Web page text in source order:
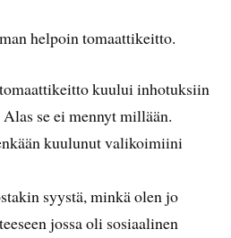
helpoin tomaattikeitto.
kuului inhotuksiin
se ei mennyt millään.
kuulunut valikoimiini
syystä, minkä olen jo
jossa oli sosiaalinen